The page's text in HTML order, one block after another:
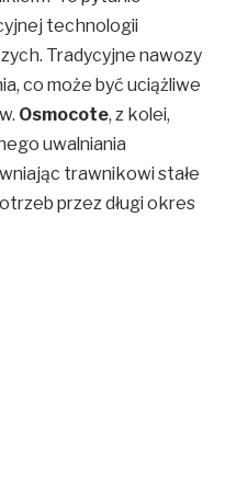
technologii
Tradycyjne nawozy
co może być uciążliwe
Osmocote, z kolei,
uwalniania
trawnikowi stałe
przez długi okres